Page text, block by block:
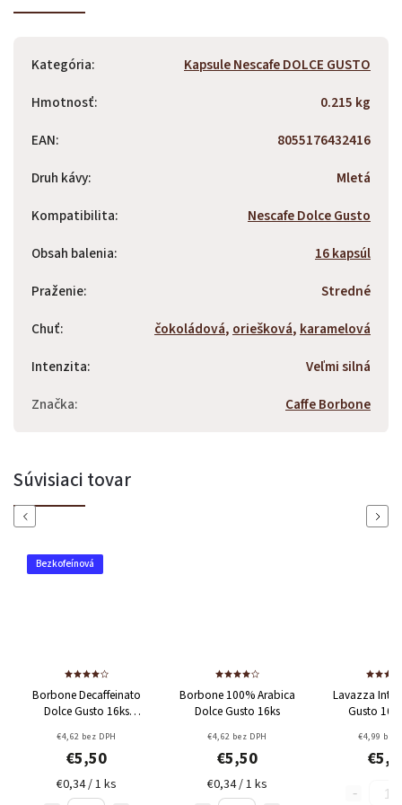
Kategória:
Kapsule Nescafe DOLCE GUSTO
Hmotnosť:
0.215 kg
EAN:
8055176432416
Druh kávy:
Mletá
Kompatibilita:
Nescafe Dolce Gusto
Obsah balenia:
16 kapsúl
Praženie:
Stredné
Chuť: čokoládová, oriešková, karamelová
Intenzita:
Veľmi silná
Značka: Caffe Borbone
Súvisiaci tovar
Previous
16ks
Borbone 100% Arabica
Dolce Gusto 16ks
Lavazza Intenso Dolce
Gusto 16 kapsúl
Next